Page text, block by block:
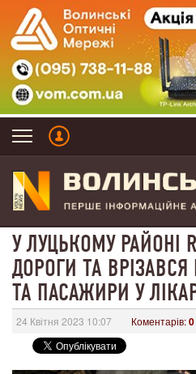
У ЛУЦЬКОМУ РАЙОНІ
ДОРОГИ ТА
ТА ПАСАЖИРИ У
24 Квітня 2023 10:07 Коментарів:0